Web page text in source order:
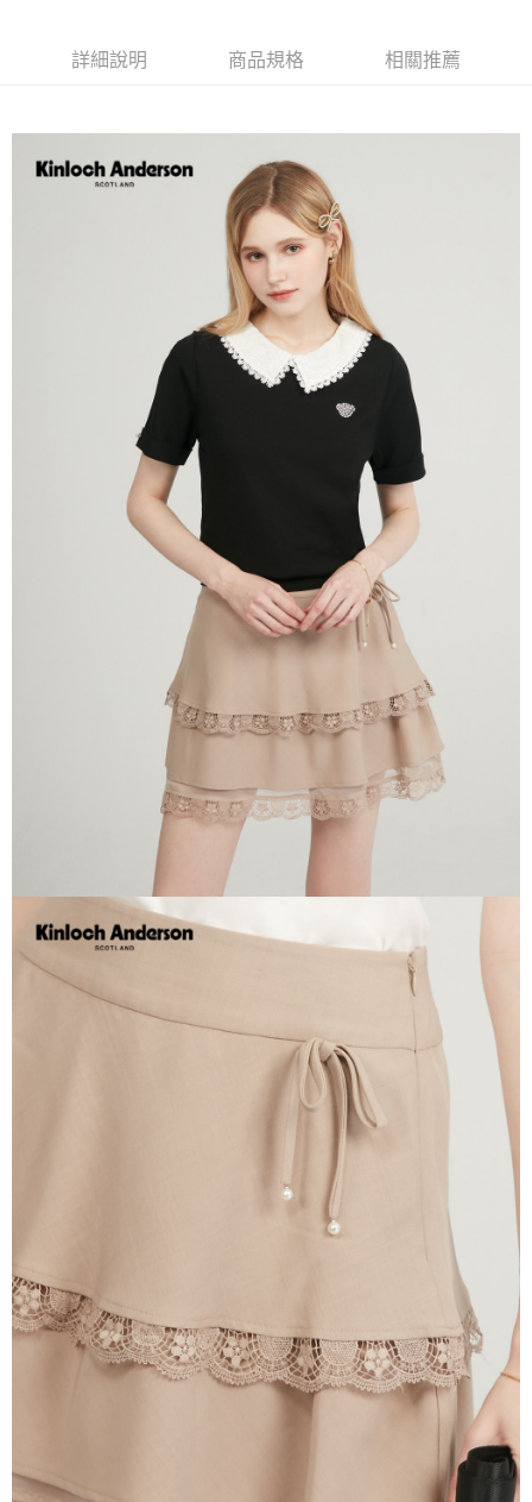
運送方式
每筆NT$60，滿NT$1,000(含以上)免運費
每筆NT$60，滿NT$1,000(含以上)免運費
詳細說明 商品規格 相關推薦